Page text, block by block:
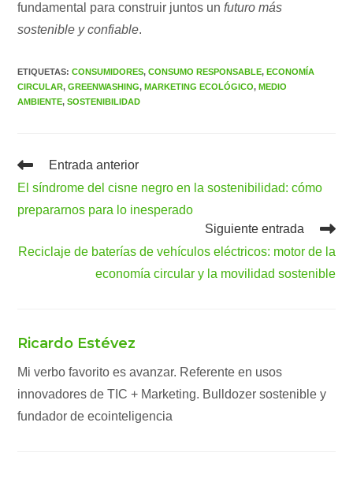
fundamental para construir juntos unfuturo más
sostenible y confiable.
ETIQUETAS:CONSUMIDORES, CONSUMO RESPONSABLE, ECONOMÍA
CIRCULAR, GREENWASHING, MARKETING ECOLÓGICO, MEDIO
AMBIENTE, SOSTENIBILIDAD
Leer
más
artículos
Entrada anterior
El síndrome del cisne negro en la sostenibilidad: cómo
prepararnos para lo inesperado
Siguiente entrada
Reciclaje de baterías de vehículos eléctricos: motor de la
economía circular y la movilidad sostenible
Ricardo Estévez
Mi verbo favorito es avanzar. Referente en usos
innovadores de TIC + Marketing. Bulldozer sostenible y
fundador de ecointeligencia